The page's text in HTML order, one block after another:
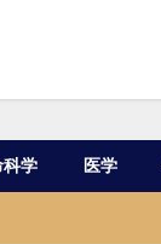
科学 医学